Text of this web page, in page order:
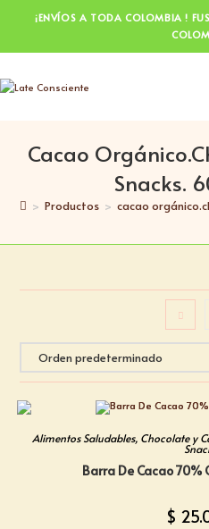
¡ENVÍOS A TODA COLOMBIA !
Cacao
Snacks.
> Productos > cacao
Alimentos Saludables, Chocolate y
Barra De Cacao 70%
$